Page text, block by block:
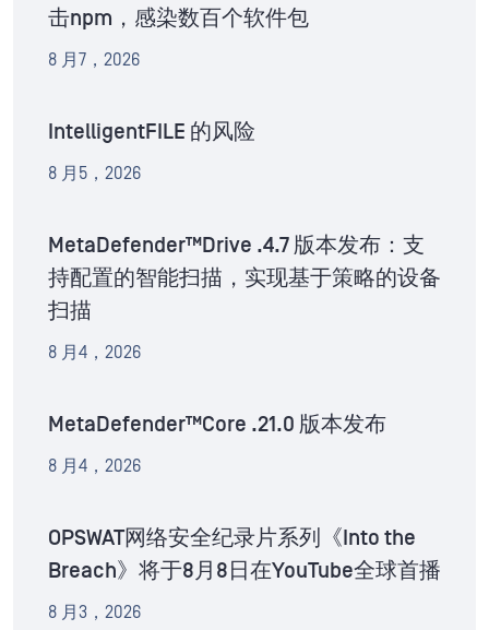
击npm，感染数百个软件包
8 月7，2026
IntelligentFILE 的风险
8 月5，2026
MetaDefender™Drive .4.7 版本发布：支
持配置的智能扫描，实现基于策略的设备
扫描
8 月4，2026
MetaDefender™Core .21.0 版本发布
8 月4，2026
OPSWAT网络安全纪录片系列《Into the
Breach》将于8月8日在YouTube全球首播
8 月3，2026